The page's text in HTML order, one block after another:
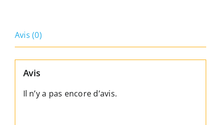
CISDV.
(vendu
Avis (0)
Avis
Il n’y a pas encore d’avis.